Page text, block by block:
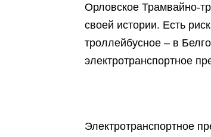
Орловское Трамвайно-
своей истории. Есть
троллейбусное – в
электротранспортное
Электротранспортное